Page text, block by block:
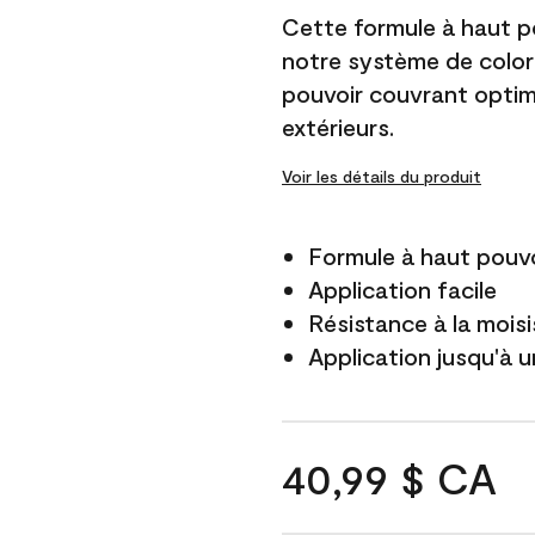
Cette formule à haut
notre système de
pouvoir couvrant
extérieurs.
Voir les détails du produit
Formule à haut
Application facile
Résistance à la
Application jusqu'à
40,99 $ CA